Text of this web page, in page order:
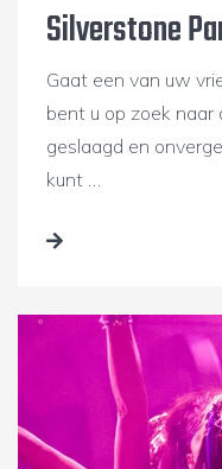
Silverstone
Gaat een van uw
bent u op zoek naar
geslaagd en
kunt …